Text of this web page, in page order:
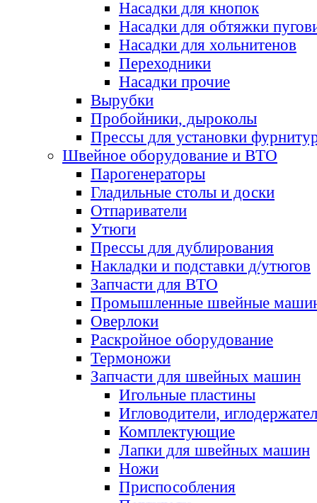
Насадки для кнопок
Насадки для обтяжки
Насадки для хольнитенов
Переходники
Насадки прочие
Вырубки
Пробойники, дыроколы
Прессы для установки
Швейное оборудование и ВТО
Парогенераторы
Гладильные столы и доски
Отпариватели
Утюги
Прессы для дублирования
Накладки и подставки д/утюгов
Запчасти для ВТО
Промышленные швейные
Оверлоки
Раскройное оборудование
Термоножи
Запчасти для швейных машин
Игольные пластины
Игловодители,
Комплектующие
Лапки для швейных машин
Ножи
Приспособления